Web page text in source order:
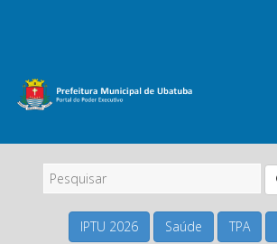
IPTU 2026 Saúde TPA